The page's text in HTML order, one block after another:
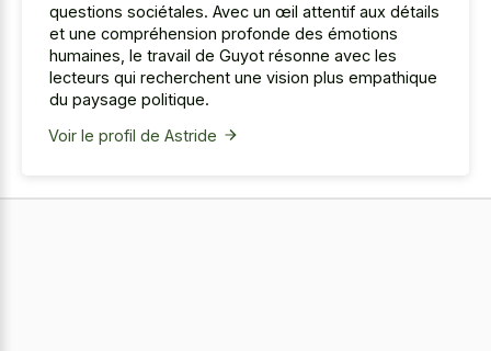
questions sociétales. Avec un œil attentif aux détails
et une compréhension profonde des émotions
humaines, le travail de Guyot résonne avec les
lecteurs qui recherchent une vision plus empathique
du paysage politique.
Voir le profil de Astride